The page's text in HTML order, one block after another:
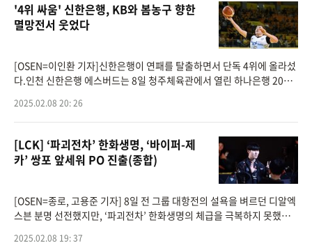
'4위 싸움' 신한은행, KB와 봄농구 향한
멸망전서 웃었다
[OSEN=이인환 기자]신한은행이 연패를 탈출하면서 단독 4위에 올라섰
다.인천 신한은행 에스버드는 8일 청주체육관에서 열린 하나은행 2024-
승리하면서 4연패 늪에
2025.02.08 20: 26
[LCK] ‘파괴전차’ 한화생명, ‘바이퍼-제
카’ 쌍포 앞세워 PO 진출(종합)
[OSEN=종로, 고용준 기자] 8일 전 그룹 대항전의 설욕을 벼르던 디알엑
스븐 분명 선전했지만, ‘파괴전차’ 한화생명의 체급을 극복하지 못했다.
2025.02.08 19: 37